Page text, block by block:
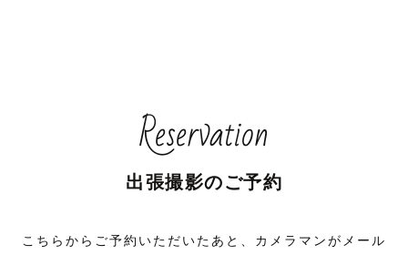
Reservation
出張撮影のご予約
こちらからご予約いただいたあと、カメラマンがメール